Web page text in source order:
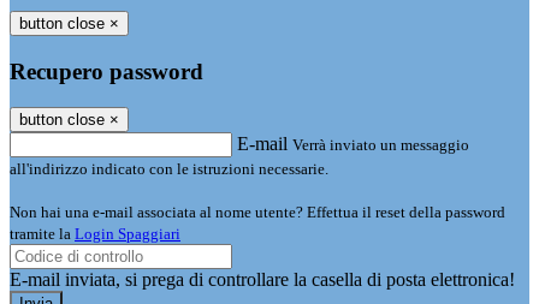
button close ×
Recupero password
button close ×
E-mail Verrà inviato un messaggio
all'indirizzo indicato con le istruzioni necessarie.
Non hai una e-mail associata al nome utente? Effettua il reset della password
tramite la Login Spaggiari
E-mail inviata, si prega di controllare la casella di posta elettronica!